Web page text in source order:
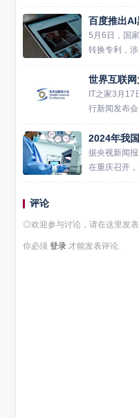
山东省首个
东炼化行业
段。 当前...
5月6日，国
转换专利，
术，通过识
将动物语言
物行为和情
IT之家3月17
行新闻发布
将于4月14日
首届举行的
大会主...
据央视新闻
在重庆召开
势 (2024)》
评论
◎欢迎参与讨论，请在这里发表
你必须登录 才能发表评论.